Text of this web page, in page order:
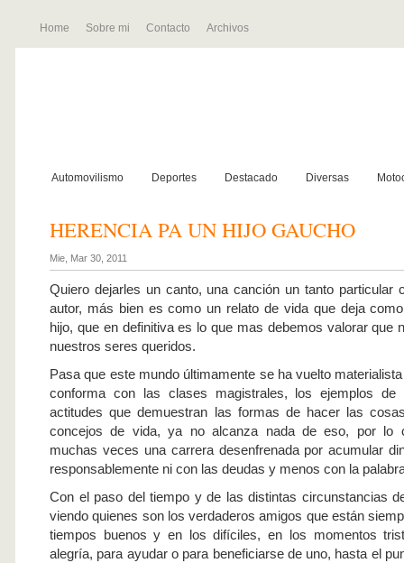
Home Sobre mi Contacto Archivos
Automovilismo Deportes Destacado Diversas
HERENCIA PA UN HIJO GAUCHO
Mie, Mar 30, 2011
Quiero dejarles un canto, una canción un tanto particular
autor, más bien es como un relato de vida que deja como
hijo, que en definitiva es lo que mas debemos valorar que
nuestros seres queridos.
Pasa que este mundo últimamente se ha vuelto
conforma con las clases magistrales, los ejemplos de
actitudes que demuestran las formas de hacer las
concejos de vida, ya no alcanza nada de eso, por lo
muchas veces una carrera desenfrenada por acumular
responsablemente ni con las deudas y menos con la
Con el paso del tiempo y de las distintas circunstancias
viendo quienes son los verdaderos amigos que están
tiempos buenos y en los difíciles, en los momentos
alegría, para ayudar o para beneficiarse de uno, hasta el